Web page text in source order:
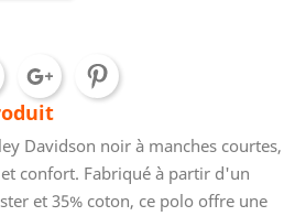
Davidson noir à manches courtes,
confort. Fabriqué à partir d'un
et 35% coton, ce polo offre une